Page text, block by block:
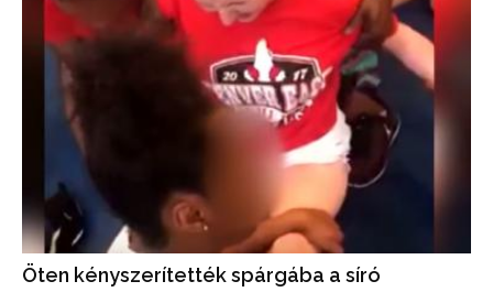
Öten kényszerítették spárgába a síró